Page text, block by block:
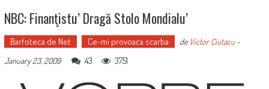
NBC: Finanţistu’ Dragă Stolo Mondialu’
Barfoteca de Net Ce-mi provoaca scarba de Victor Ciutacu-
January 23, 2009
43 3751